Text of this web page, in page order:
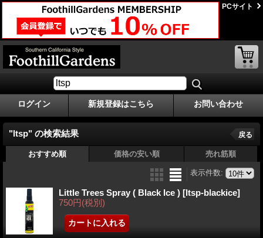
PCサイト
ログイン 新規登録はこちら お問い合わせ
"ltsp" の検索結果 戻る
おすすめ順 価格の安い順 売れ筋順
表示件数:
Little Trees Spray ( Black Ice ) [ltsp-blackice]
750円(税別)